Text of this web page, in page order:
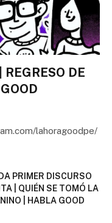
DE
lahoragoodpe/
PRIMER DISCURSO
| QUIÉN SE TOMÓ LA
| HABLA GOOD